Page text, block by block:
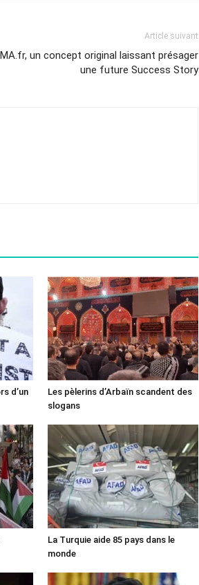
Article suivant
un concept original laissant présager
une future Success Story
d’un
Les pèlerins d’Arbaïn scandent des
slogans
La Turquie aide 85 pays dans le
monde